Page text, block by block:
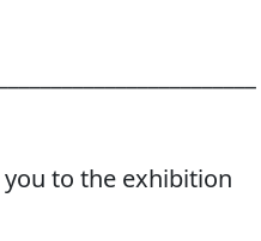
to the exhibition